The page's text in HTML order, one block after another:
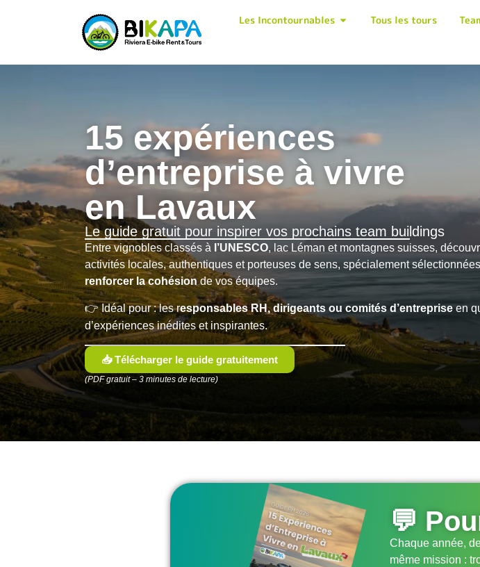
Les Incontournables Tous les tours
15 expériences
d’entreprise à vivre
en Lavaux
Le guide gratuit pour inspirer vos prochains team buildings
Entre vignobles classés à l’UNESCO, lac Léman et montagnes suisses,
activités locales, authentiques et porteuses de sens, spécialement
renforcer la cohésionde vos équipes.
👉 Idéal pour : les responsables RH,dirigeants ou comités d’entreprise en
d’expériences inédites et inspirantes.
📥 Télécharger le guide gratuitement
(PDF gratuit – 3 minutes de lecture)
💬
Chaque année,
même mission :